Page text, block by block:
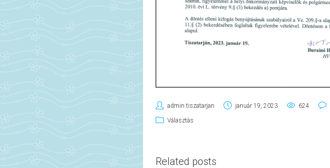
admin.tiszatarjan január 19, 2023 624
Választás
Related posts